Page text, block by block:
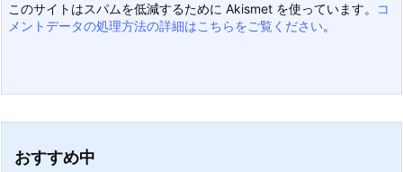
このサイトはスパムを低減するために Akismet を使っています。
コ
メントデータの処理方法の詳細はこちらをご覧ください。
おすすめ中